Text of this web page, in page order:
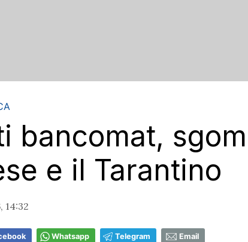
bancomat,
e il Tarantino
14:32
Whatsapp Telegram Email